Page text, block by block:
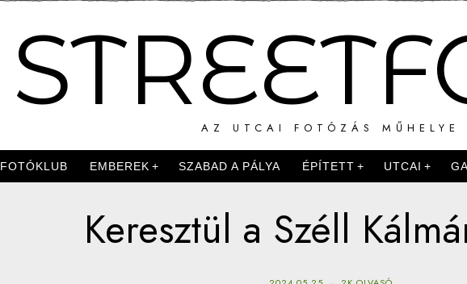
AZ UTCAI FOTÓZÁS MŰHELYE
FOTÓKLUB EMBEREK SZABAD A PÁLYA ÉPÍTETT UTCAI
Keresztül a Széll